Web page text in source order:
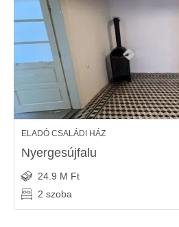
ELADÓ CSALÁDI HÁZ
Nyergesújfalu
24.9 M Ft
2 szoba